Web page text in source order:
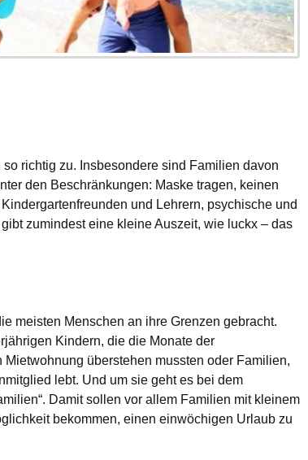
richtig zu. Insbesondere sind Familien davon
den Beschränkungen: Maske tragen, keinen
und Lehrern, psychische und
zumindest eine kleine Auszeit, wie luckx – das
meisten Menschen an ihre Grenzen gebracht.
Kindern, die die Monate der
überstehen mussten oder Familien,
lebt. Und um sie geht es bei dem
Damit sollen vor allem Familien mit kleinem
bekommen, einen einwöchigen Urlaub zu